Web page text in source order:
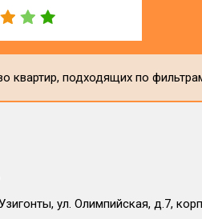
квартир, подходящих по
ул. Олимпийская, д.7,